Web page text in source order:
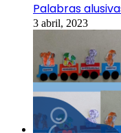
Palabras
3 abril, 2023